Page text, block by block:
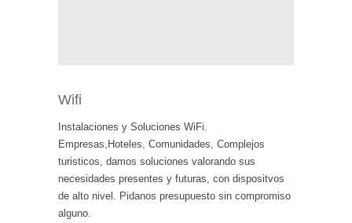
Wifi
Instalaciones y Soluciones WiFi.
Empresas,Hoteles, Comunidades, Complejos
turisticos, damos soluciones valorando sus
necesidades presentes y futuras, con dispositvos
de alto nivel. Pidanos presupuesto sin compromiso
alguno.